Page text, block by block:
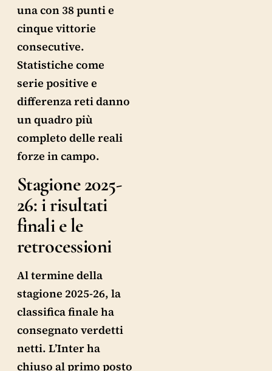
una con 38 punti e
cinque vittorie
consecutive.
Statistiche come
serie positive e
differenza reti danno
un quadro più
completo delle reali
forze in campo.
Stagione 2025-
26: i risultati
finali e le
retrocessioni
Al termine della
stagione 2025-26, la
classifica finale ha
consegnato verdetti
netti. L’Inter ha
chiuso al primo posto